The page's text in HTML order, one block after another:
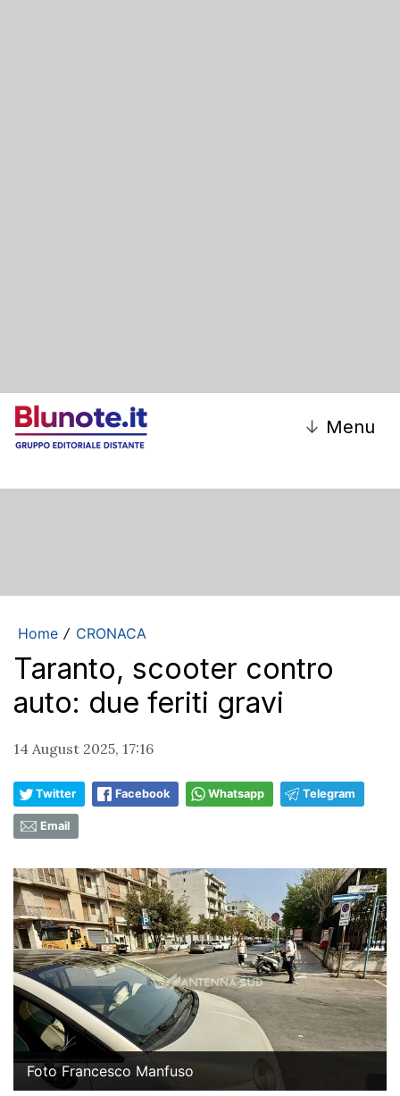
↓ Menu
Home / CRONACA
Taranto, scooter contro
auto: due feriti gravi
14 August 2025, 17:16
Twitter Facebook Whatsapp Telegram
Email
Foto Francesco Manfuso